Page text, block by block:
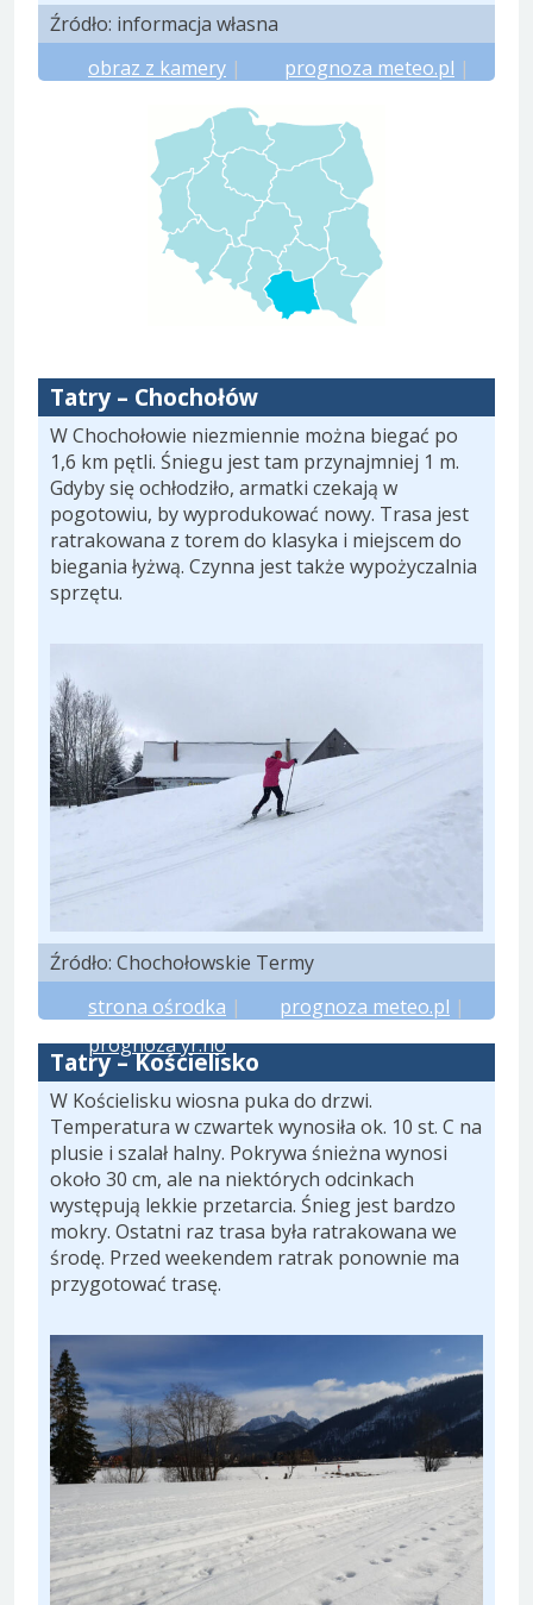
Źródło: informacja własna
obraz z kamery | prognoza meteo.pl |
prognoza yr.no
Tatry – Chochołów
W Chochołowie niezmiennie można biegać po
1,6 km pętli. Śniegu jest tam przynajmniej 1 m.
Gdyby się ochłodziło, armatki czekają w
pogotowiu, by wyprodukować nowy. Trasa jest
ratrakowana z torem do klasyka i miejscem do
biegania łyżwą. Czynna jest także wypożyczalnia
sprzętu.
Źródło: Chochołowskie Termy
strona ośrodka | prognoza meteo.pl |
prognoza yr.no
Tatry – Kościelisko
W Kościelisku wiosna puka do drzwi.
Temperatura w czwartek wynosiła ok. 10 st. C na
plusie i szalał halny. Pokrywa śnieżna wynosi
około 30 cm, ale na niektórych odcinkach
występują lekkie przetarcia. Śnieg jest bardzo
mokry. Ostatni raz trasa była ratrakowana we
środę. Przed weekendem ratrak ponownie ma
przygotować trasę.